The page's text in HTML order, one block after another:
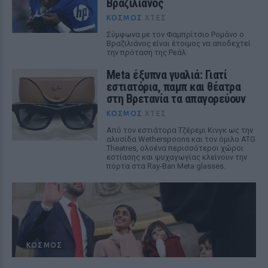
Βραζιλιάνος
ΚΌΣΜΟΣ ΧΤΕΣ
Σύμφωνα με τον Φαμπρίτσιο Ρομάνο ο
Βραζιλιάνος είναι έτοιμος να αποδεχτεί
την πρόταση της Ρεάλ
Meta έξυπνα γυαλιά: Γιατί
εστιατόρια, παμπ και θέατρα
στη Βρετανία τα απαγορεύουν
ΚΌΣΜΟΣ ΧΤΕΣ
Από τον εστιάτορα Τζέρεμι Κινγκ ως την
αλυσίδα Wetherspoons και τον όμιλο ATG
Theatres, ολοένα περισσότεροι χώροι
εστίασης και ψυχαγωγίας κλείνουν την
πόρτα στα Ray-Ban Meta glasses.
ΚΌΣΜΟΣ